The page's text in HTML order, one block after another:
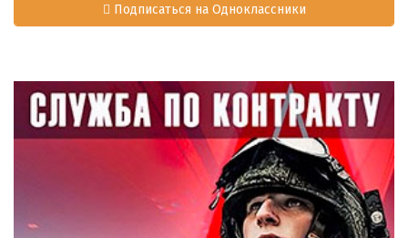
Подписаться на Одноклассники